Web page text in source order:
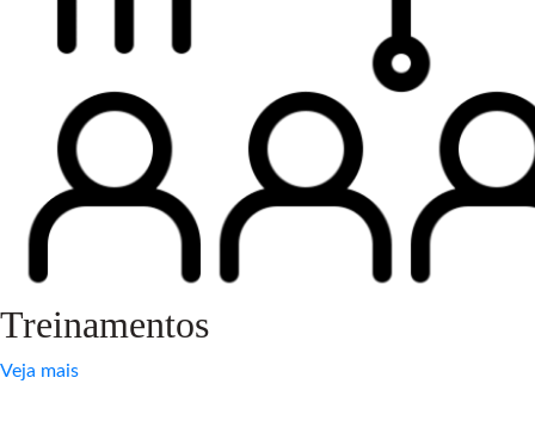
Treinamentos
Veja mais